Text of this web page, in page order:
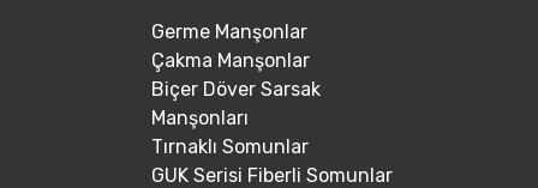
Germe Manşonlar
Çakma Manşonlar
Biçer Döver Sarsak
Manşonları
Tırnaklı Somunlar
GUK Serisi Fiberli Somunlar